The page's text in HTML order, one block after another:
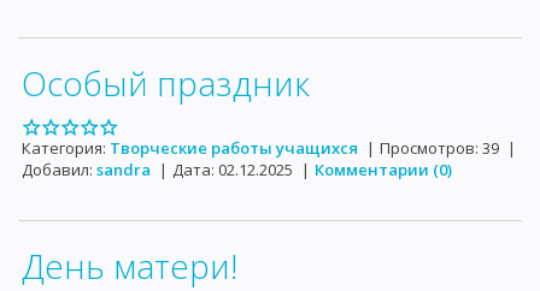
Особый праздник
Категория: Творческие работы учащихся | Просмотров: 39 |
Добавил: sandra | Дата: 02.12.2025 | Комментарии (0)
День матери!